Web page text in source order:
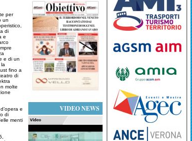
per
un
di
e
e di un
fino a
di
molte
e
di
menti
VIDEO NEWS